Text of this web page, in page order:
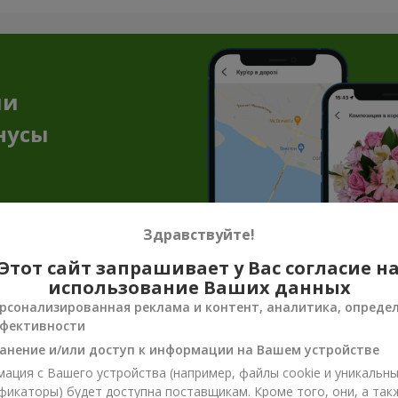
продукция к цветочным
чтобы передать всё настроение, заботу или
и делают подарок завершённым. Сувенирная
Здравствуйте!
Этот сайт запрашивает у Вас согласие на
использование Ваших данных
реклама и контент, аналитика,
и/или доступ к информации на Вашем устройстве
с Вашего устройства (например, файлы cookie и
будет доступна поставщикам. Кроме того, они, а